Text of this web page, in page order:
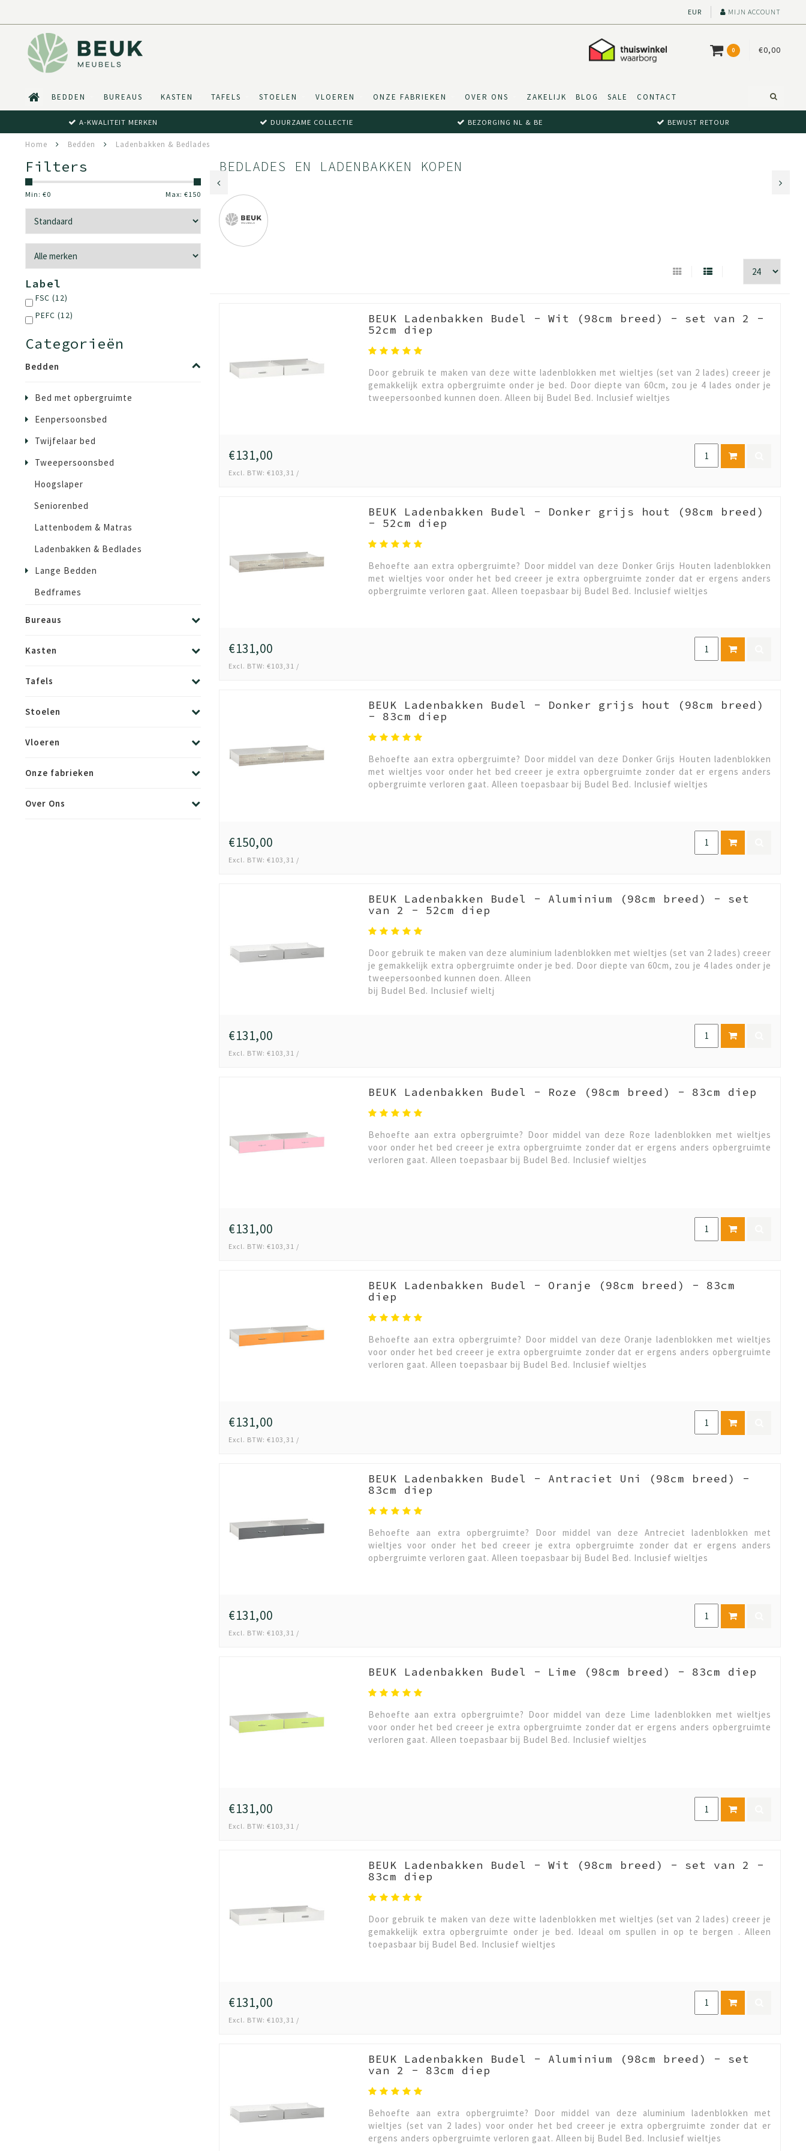
EUR MIJN ACCOUNT
0 €0,00
BEDDEN BUREAUS KASTEN TAFELS STOELEN VLOEREN ONZE FABRIEKEN OVER ONS ZAKELIJK BLOG SALE CONTACT
A-KWALITEIT MERKEN DUURZAME COLLECTIE BEZORGING NL & BE BEWUST RETOUR
Home Bedden Ladenbakken & Bedlades
Filters
Min: €0 Max: €150
Label
FSC (12)
PEFC (12)
Categorieën
Bedden
Bed met opbergruimte
Eenpersoonsbed
Twijfelaar bed
Tweepersoonsbed
Hoogslaper
Seniorenbed
Lattenbodem & Matras
Ladenbakken & Bedlades
Lange Bedden
Bedframes
Bureaus
Kasten
Tafels
Stoelen
Vloeren
Onze fabrieken
Over Ons
BEDLADES EN LADENBAKKEN KOPEN
BEUK Ladenbakken Budel - Wit (98cm breed) - set van 2 -
52cm diep
Door gebruik te maken van deze witte ladenblokken met wieltjes (set van 2 lades) creeer je
gemakkelijk extra opbergruimte onder je bed. Door diepte van 60cm, zou je 4 lades onder je
tweepersoonbed kunnen doen. Alleen bij Budel Bed. Inclusief wieltjes
€131,00
Excl. BTW: €103,31 /
BEUK Ladenbakken Budel - Donker grijs hout (98cm breed)
- 52cm diep
Behoefte aan extra opbergruimte? Door middel van deze Donker Grijs Houten ladenblokken
met wieltjes voor onder het bed creeer je extra opbergruimte zonder dat er ergens anders
opbergruimte verloren gaat. Alleen toepasbaar bij Budel Bed. Inclusief wieltjes
€131,00
Excl. BTW: €103,31 /
BEUK Ladenbakken Budel - Donker grijs hout (98cm breed)
- 83cm diep
Behoefte aan extra opbergruimte? Door middel van deze Donker Grijs Houten ladenblokken
met wieltjes voor onder het bed creeer je extra opbergruimte zonder dat er ergens anders
opbergruimte verloren gaat. Alleen toepasbaar bij Budel Bed. Inclusief wieltjes
€150,00
Excl. BTW: €103,31 /
BEUK Ladenbakken Budel - Aluminium (98cm breed) - set
van 2 - 52cm diep
Door gebruik te maken van deze aluminium ladenblokken met wieltjes (set van 2 lades) creeer
je gemakkelijk extra opbergruimte onder je bed. Door diepte van 60cm, zou je 4 lades onder je
tweepersoonbed kunnen doen. Alleen
bij Budel Bed. Inclusief wieltj
€131,00
Excl. BTW: €103,31 /
BEUK Ladenbakken Budel - Roze (98cm breed) - 83cm diep
Behoefte aan extra opbergruimte? Door middel van deze Roze ladenblokken met wieltjes
voor onder het bed creeer je extra opbergruimte zonder dat er ergens anders opbergruimte
verloren gaat. Alleen toepasbaar bij Budel Bed. Inclusief wieltjes
€131,00
Excl. BTW: €103,31 /
BEUK Ladenbakken Budel - Oranje (98cm breed) - 83cm
diep
Behoefte aan extra opbergruimte? Door middel van deze Oranje ladenblokken met wieltjes
voor onder het bed creeer je extra opbergruimte zonder dat er ergens anders opbergruimte
verloren gaat. Alleen toepasbaar bij Budel Bed. Inclusief wieltjes
€131,00
Excl. BTW: €103,31 /
BEUK Ladenbakken Budel - Antraciet Uni (98cm breed) -
83cm diep
Behoefte aan extra opbergruimte? Door middel van deze Antreciet ladenblokken met
wieltjes voor onder het bed creeer je extra opbergruimte zonder dat er ergens anders
opbergruimte verloren gaat. Alleen toepasbaar bij Budel Bed. Inclusief wieltjes
€131,00
Excl. BTW: €103,31 /
BEUK Ladenbakken Budel - Lime (98cm breed) - 83cm diep
Behoefte aan extra opbergruimte? Door middel van deze Lime ladenblokken met wieltjes
voor onder het bed creeer je extra opbergruimte zonder dat er ergens anders opbergruimte
verloren gaat. Alleen toepasbaar bij Budel Bed. Inclusief wieltjes
€131,00
Excl. BTW: €103,31 /
BEUK Ladenbakken Budel - Wit (98cm breed) - set van 2 -
83cm diep
Door gebruik te maken van deze witte ladenblokken met wieltjes (set van 2 lades) creeer je
gemakkelijk extra opbergruimte onder je bed. Ideaal om spullen in op te bergen . Alleen
toepasbaar bij Budel Bed. Inclusief wieltjes
€131,00
Excl. BTW: €103,31 /
BEUK Ladenbakken Budel - Aluminium (98cm breed) - set
van 2 - 83cm diep
Behoefte aan extra opbergruimte? Door middel van deze aluminium ladenblokken met
wieltjes (set van 2 lades) voor onder het bed creeer je extra opbergruimte zonder dat er
ergens anders opbergruimte verloren gaat. Alleen bij Budel Bed. Inclusief wieltjes